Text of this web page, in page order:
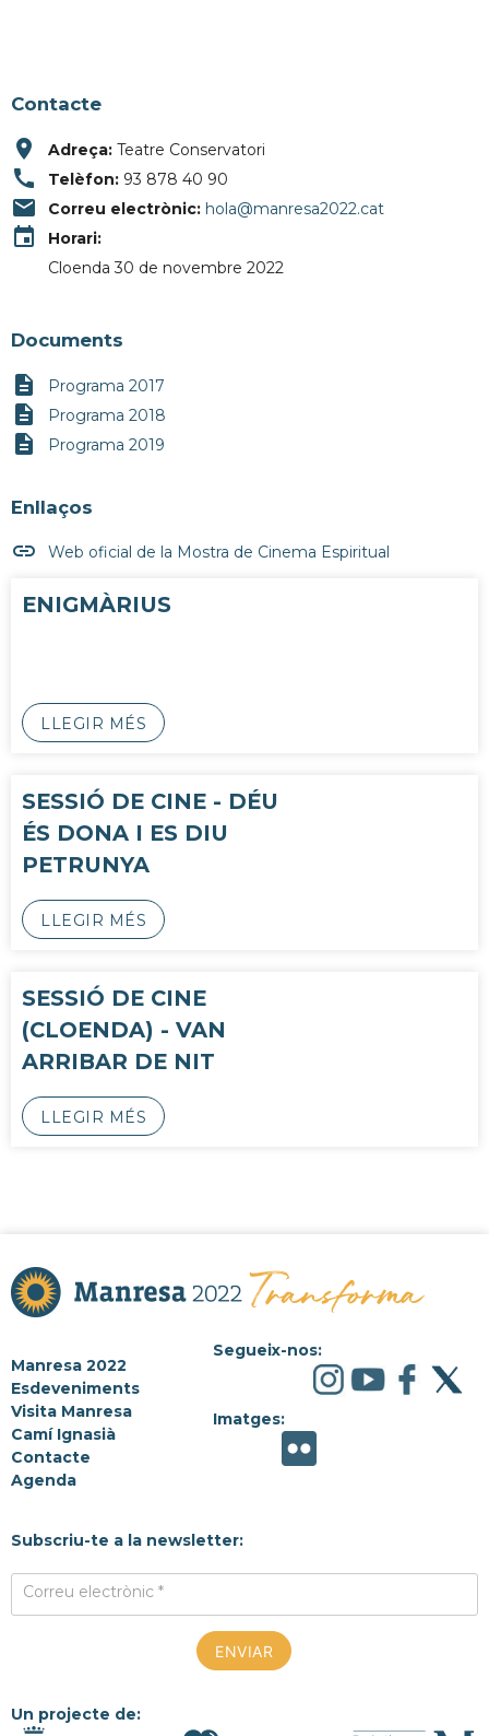
Contacte
place Adreça: Teatre Conservatori
call Telèfon: 93 878 40 90
email Correu electrònic: hola@manresa2022.cat
event
Horari:
Cloenda 30 de novembre 2022
Documents
description Programa 2017
description Programa 2018
description Programa 2019
Enllaços
insert_link Web oficial de la Mostra de Cinema Espiritual
ENIGMÀRIUS
LLEGIR MÉS
SESSIÓ DE CINE - DÉU
ÉS DONA I ES DIU
PETRUNYA
LLEGIR MÉS
SESSIÓ DE CINE
(CLOENDA) - VAN
ARRIBAR DE NIT
LLEGIR MÉS
Manresa 2022
Esdeveniments
Visita Manresa
Camí Ignasià
Contacte
Agenda
Segueix-nos:
Imatges:
Subscriu-te a la newsletter:
Correu electrònic *
Un projecte de: